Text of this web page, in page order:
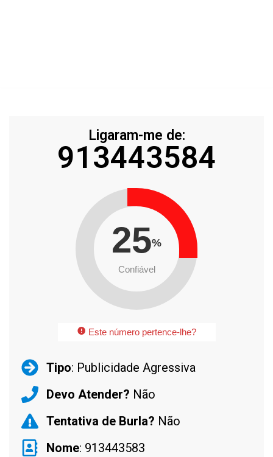
Ligaram-me de:
913443584
25%
Confiável
Este número pertence-lhe?
Tipo: Publicidade Agressiva
Devo Atender? Não
Tentativa de Burla? Não
Nome: 913443583